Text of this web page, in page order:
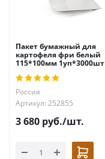
Пакет бумажный для
картофеля фри белый
115*100мм 1уп*3000шт
Россия
Артикул: 252855
3 680 руб./шт.